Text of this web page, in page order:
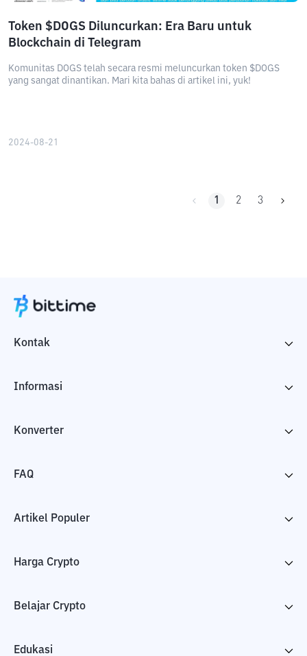
Token $DOGS Diluncurkan: Era Baru untuk
Blockchain di Telegram
Komunitas DOGS telah secara resmi meluncurkan token $DOGS
yang sangat dinantikan. Mari kita bahas di artikel ini, yuk!
2024-08-21
1 2 3
Kontak
Informasi
Konverter
FAQ
Artikel Populer
Harga Crypto
Belajar Crypto
Edukasi